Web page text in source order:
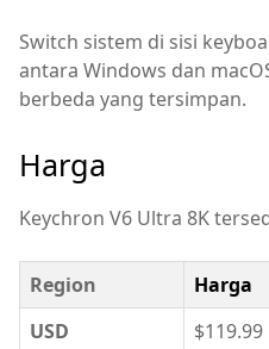
Switch sistem di sisi
antara Windows dan
berbeda yang tersimpan.
Harga
Keychron V6 Ultra 8K
Region
Harga
USD
$119.99